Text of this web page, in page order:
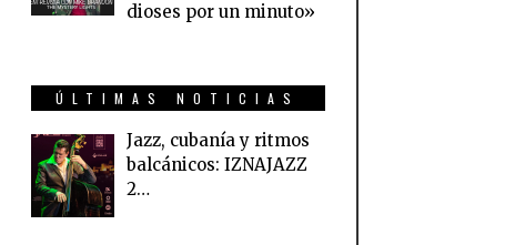
dioses por un minuto»
ÚLTIMAS NOTICIAS
Jazz, cubanía y ritmos
balcánicos: IZNAJAZZ
2…